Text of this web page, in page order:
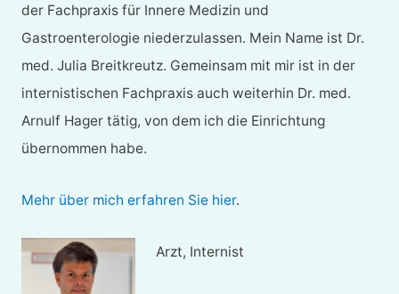
der Fachpraxis für Innere Medizin und
Gastroenterologie niederzulassen. Mein Name ist Dr.
med. Julia Breitkreutz. Gemeinsam mit mir ist in der
internistischen Fachpraxis auch weiterhin Dr. med.
Arnulf Hager tätig, von dem ich die Einrichtung
übernommen habe.
Mehr über mich erfahren Sie hier.
Arzt, Internist